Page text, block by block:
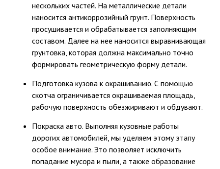
нескольких частей. На металлические детали
наносится антикоррозийный грунт. Поверхность
просушивается и обрабатывается заполняющим
составом. Далее на нее наносится выравнивающая
грунтовка, которая должна максимально точно
формировать геометрическую форму детали.
Подготовка кузова к окрашиванию. С помощью
скотча ограничивается окрашиваемая площадь,
рабочую поверхность обезжиривают и обдувают.
Покраска авто. Выполняя кузовные работы
дорогих автомобилей, мы уделяем этому этапу
особое внимание. Это позволяет исключить
попадание мусора и пыли, а также образование